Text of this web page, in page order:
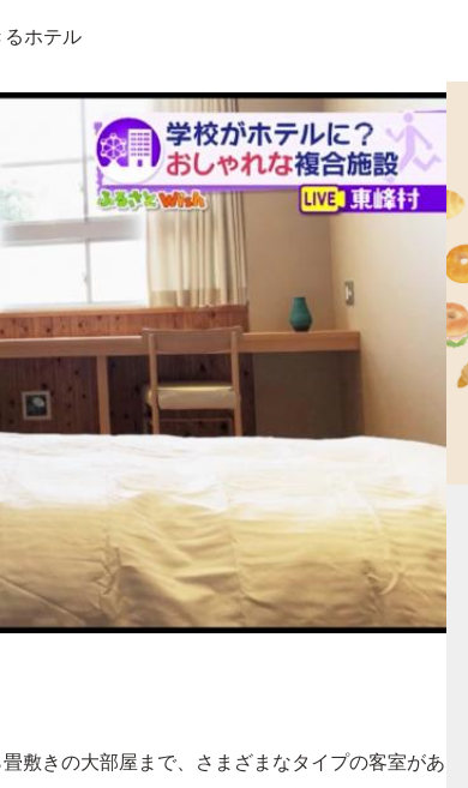
ホテル
敷きの大部屋まで、さまざまなタイプの客室があ